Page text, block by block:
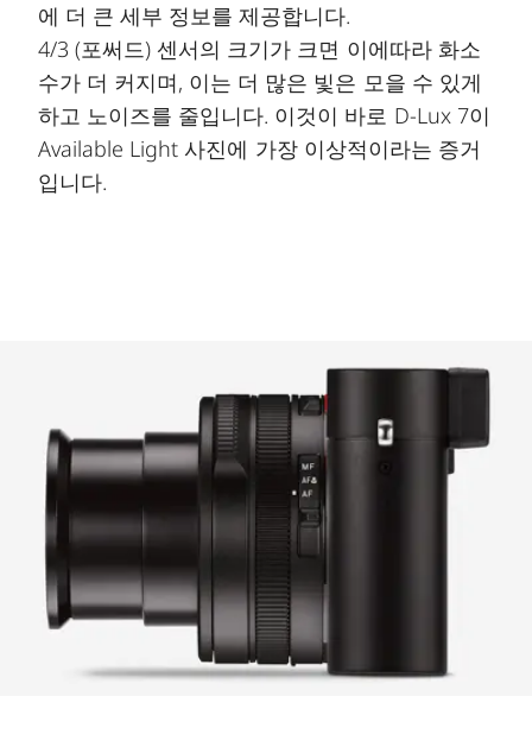
에 더 큰 세부 정보를 제공합니다.
4/3 (포써드) 센서의 크기가 크면 이에따라 화소
수가 더 커지며, 이는 더 많은 빛은 모을 수 있게
하고 노이즈를 줄입니다. 이것이 바로 D-Lux 7이
Available Light 사진에 가장 이상적이라는 증거
입니다.